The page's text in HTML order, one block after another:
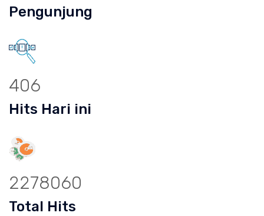
Pengunjung
406
Hits Hari ini
2278060
Total Hits